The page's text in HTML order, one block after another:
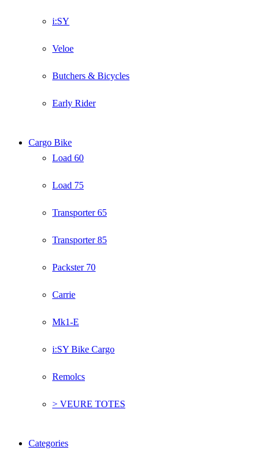
i:SY
Veloe
Butchers & Bicycles
Early Rider
Cargo Bike
Load 60
Load 75
Transporter 65
Transporter 85
Packster 70
Carrie
Mk1-E
i:SY Bike Cargo
Remolcs
> VEURE TOTES
Categories